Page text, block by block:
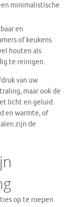
minimalistische
en
of keukens
houten als
te reinigen.
van uw
maar ook de
licht en geluid.
en warmte, of
zijn de
op te roepen